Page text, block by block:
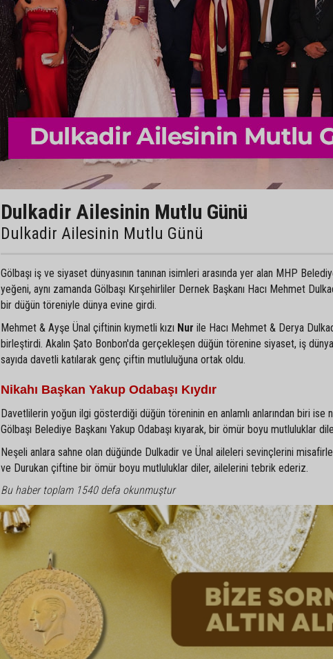
Dulkadir Ailesinin Mutlu Günü
Dulkadir Ailesinin Mutlu Günü
Gölbaşı iş ve siyaset dünyasının tanınan isimleri arasında yer alan MHP
yeğeni, aynı zamanda Gölbaşı Kırşehirliler Dernek Başkanı Hacı Mehmet
bir düğün töreniyle dünya evine girdi.
Mehmet & Ayşe Ünal çiftinin kıymetli kızı Nur ile Hacı Mehmet & Derya
birleştirdi. Akalın Şato Bonbon'da gerçekleşen düğün törenine siyaset, iş
sayıda davetli katılarak genç çiftin mutluluğuna ortak oldu.
Nikahı Başkan Yakup Odabaşı Kıydır
Davetlilerin yoğun ilgi gösterdiği düğün töreninin en anlamlı anlarından biri ise
Gölbaşı Belediye Başkanı Yakup Odabaşı kıyarak, bir ömür boyu mutluluklar
Neşeli anlara sahne olan düğünde Dulkadir ve Ünal aileleri sevinçlerini
ve Durukan çiftine bir ömür boyu mutluluklar diler, ailelerini tebrik ederiz.
Bu haber toplam 1540 defa okunmuştur